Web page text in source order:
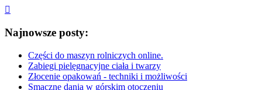
Najnowsze posty:
Części do maszyn rolniczych online.
Zabiegi pielęgnacyjne ciała i twarzy
Złocenie opakowań - techniki i możliwości
Smaczne dania w górskim otoczeniu